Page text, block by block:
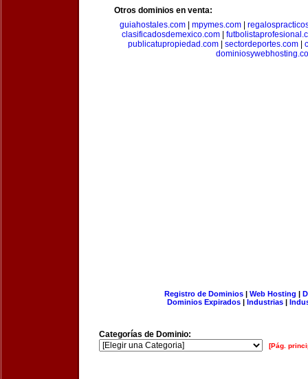
Otros dominios en venta:
guiahostales.com| mpymes.com|
clasificadosdemexico.com|
publicatupropiedad.com
sectordeportes.com
Registro de Dominios| Web Hosting |
Dominios Expirados | Industrias |
Categorías de Dominio:
[Pág.